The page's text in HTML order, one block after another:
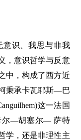
识、我思与非我
，意识哲学与反意
中，构成了西方近
秉承卡瓦耶斯—巴
这一法国
尔—胡塞尔— 萨特
学，还是非理性主